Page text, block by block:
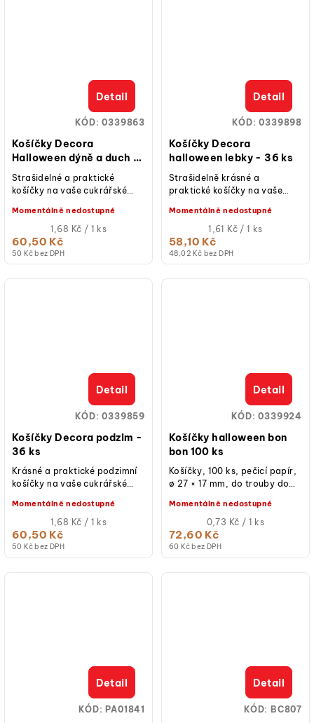
Košíčky Decora
Halloween dýně a duch -
36 ks
50 Kč bez DPH
60,50 Kč
Měrná
cena:
1,68 Kč / 1 ks
Momentálně nedostupné
Detail
Strašidelné a praktické
košíčky na vaše cukrářské
Halloween dýně a duch jsou
dokonalým...
KÓD:0339863
Košíčky Decora
halloween lebky - 36 ks
48,02 Kč bez DPH
58,10 Kč
Měrná
cena:
1,61 Kč / 1 ks
Momentálně nedostupné
Detail
Strašidelně krásné a
praktické košíčky na vaše
Decora halloween lebky jsou
dokonalým...
KÓD:0339898
Košíčky Decora podzim -
36 ks
50 Kč bez DPH
60,50 Kč
Měrná
cena:
1,68 Kč / 1 ks
Momentálně nedostupné
Detail
Krásné a praktické podzimní
košíčky na vaše cukrářské
podzim jsou dokonalým
řešením pro...
KÓD:0339859
Košíčky halloween bon
bon 100 ks
60 Kč bez DPH
72,60 Kč
Měrná
cena:
0,73 Kč / 1 ks
Momentálně nedostupné
Detail
Košíčky, 100 ks, pečicí papír,
ø 27 × 17 mm, do trouby do
pralinky a bonbony.
KÓD:0339924
Detail
KÓD: PA01841
Detail
KÓD: BC807